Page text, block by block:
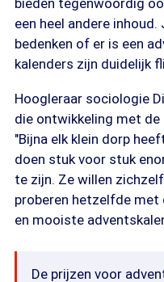
bieden tegenwoordig
een heel andere
bedenken of er is een
kalenders zijn duidelijk
Hoogleraar sociologie
die ontwikkeling met
"Bijna elk klein dorp
doen stuk voor stuk
te zijn. Ze willen
proberen hetzelfde met
en mooiste
De prijzen voor